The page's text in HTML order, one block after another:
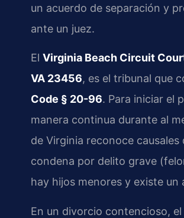
un acuerdo de separación y
ante un juez.
El Virginia Beach Circuit
VA 23456, es el tribunal que
Code § 20-96. Para iniciar el
manera continua durante al
de Virginia reconoce
condena por delito grave
hay hijos menores y existe un
En un divorcio contencioso,